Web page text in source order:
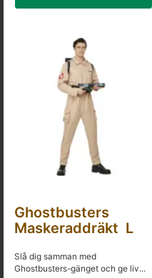
Ghostbusters
Maskeraddräkt L
Slå dig samman med
Ghostbusters-gänget och ge liv...